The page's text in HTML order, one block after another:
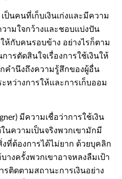
เป็นคนที่เก็บเงินเก่งและมีความ
ามใจกว้างและชอบแบ่งปัน
ห้กับคนรอบข้าง อย่างไรก็ตาม
รตัดสินใจเรื่องการใช้เงินให้
คำนึงถึงความรู้สึกของผู้อื่น
หว่างการให้และการเก็บออม
มีความเชื่อว่าการใช้เงิน
นความเป็นจริงพวกเขามักมี
ที่ต้องการได้ไม่ยาก ด้วยบุคลิก
างครั้งพวกเขาอาจหลงลืมเป้า
รติดตามสถานะการเงินอย่าง